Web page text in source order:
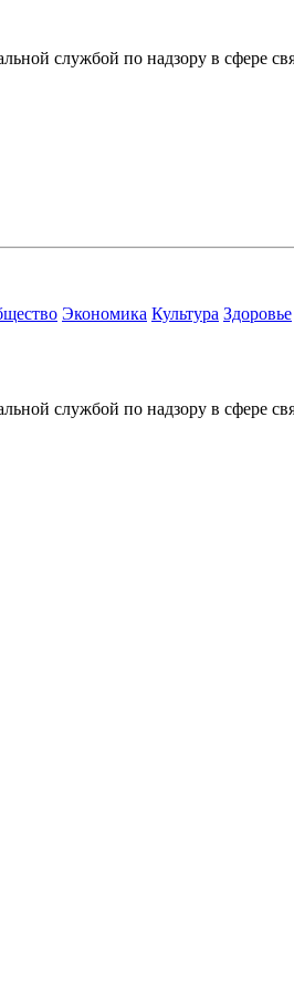
службой по надзору в сфере
Экономика Культура Здоровье
службой по надзору в сфере